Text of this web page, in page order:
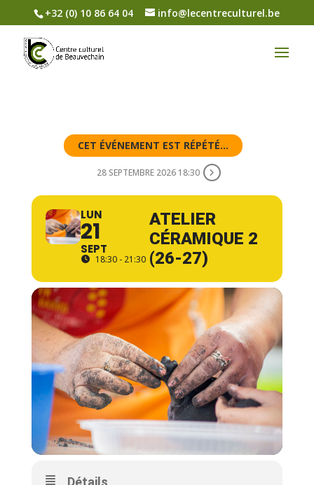
+32 (0) 10 86 64 04 info@lecentreculturel.be
CET ÉVÉNEMENT EST RÉPÉTÉ...
28 SEPTEMBRE 2026 18:30
LUN
21
SEPT
18:30 - 21:30
ATELIER
CÉRAMIQUE 2
(26-27)
Détails